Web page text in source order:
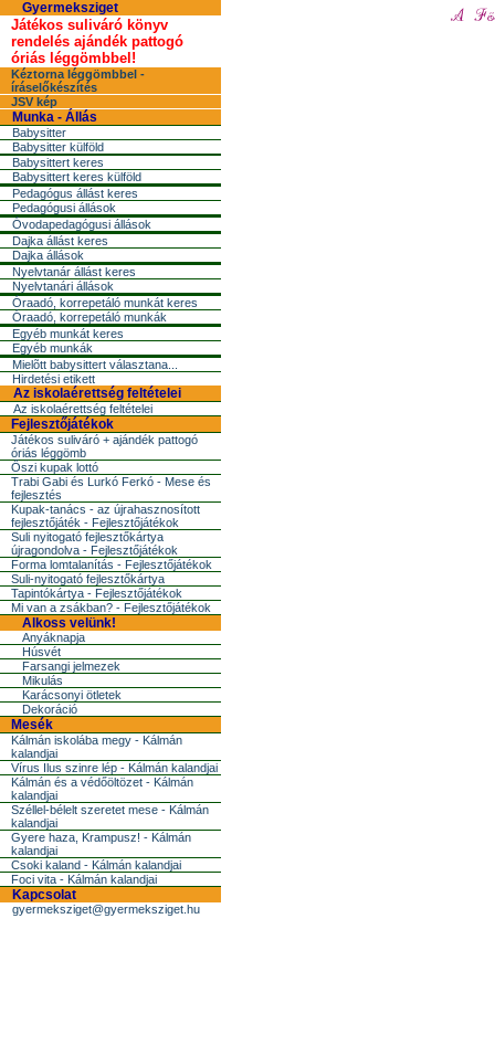
Gyermeksziget
Játékos suliváró könyv
rendelés ajándék pattogó
óriás léggömbbel!
Kéztorna léggömbbel -
íráselőkészítés
JSV kép
Munka - Állás
Babysitter
Babysitter külföld
Babysittert keres
Babysittert keres külföld
Pedagógus állást keres
Pedagógusi állások
Óvodapedagógusi állások
Dajka állást keres
Dajka állások
Nyelvtanár állást keres
Nyelvtanári állások
Óraadó, korrepetáló munkát keres
Óraadó, korrepetáló munkák
Egyéb munkát keres
Egyéb munkák
Mielõtt babysittert választana...
Hirdetési etikett
Az iskolaérettség feltételei
Az iskolaérettség feltételei
Fejlesztőjátékok
Játékos suliváró + ajándék pattogó
óriás léggömb
Őszi kupak lottó
Trabi Gabi és Lurkó Ferkó - Mese és
fejlesztés
Kupak-tanács - az újrahasznosított
fejlesztőjáték - Fejlesztőjátékok
Suli nyitogató fejlesztőkártya
újragondolva - Fejlesztőjátékok
Forma lomtalanítás - Fejlesztőjátékok
Suli-nyitogató fejlesztőkártya
Tapintókártya - Fejlesztőjátékok
Mi van a zsákban? - Fejlesztőjátékok
Alkoss velünk!
Anyáknapja
Húsvét
Farsangi jelmezek
Mikulás
Karácsonyi ötletek
Dekoráció
Mesék
Kálmán iskolába megy - Kálmán
kalandjai
Vírus Ilus szinre lép - Kálmán kalandjai
Kálmán és a védőöltözet - Kálmán
kalandjai
Széllel-bélelt szeretet mese - Kálmán
kalandjai
Gyere haza, Krampusz! - Kálmán
kalandjai
Csoki kaland - Kálmán kalandjai
Foci vita - Kálmán kalandjai
Kapcsolat
gyermeksziget@gyermeksziget.hu